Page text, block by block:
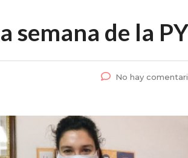
semana de la
No hay